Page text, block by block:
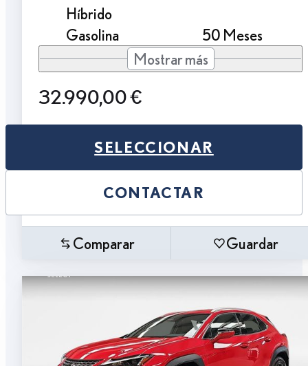
Híbrido
Gasolina
50 Meses
Mostrar más
32.990,00 €
SELECCIONAR
CONTACTAR
Comparar Guardar